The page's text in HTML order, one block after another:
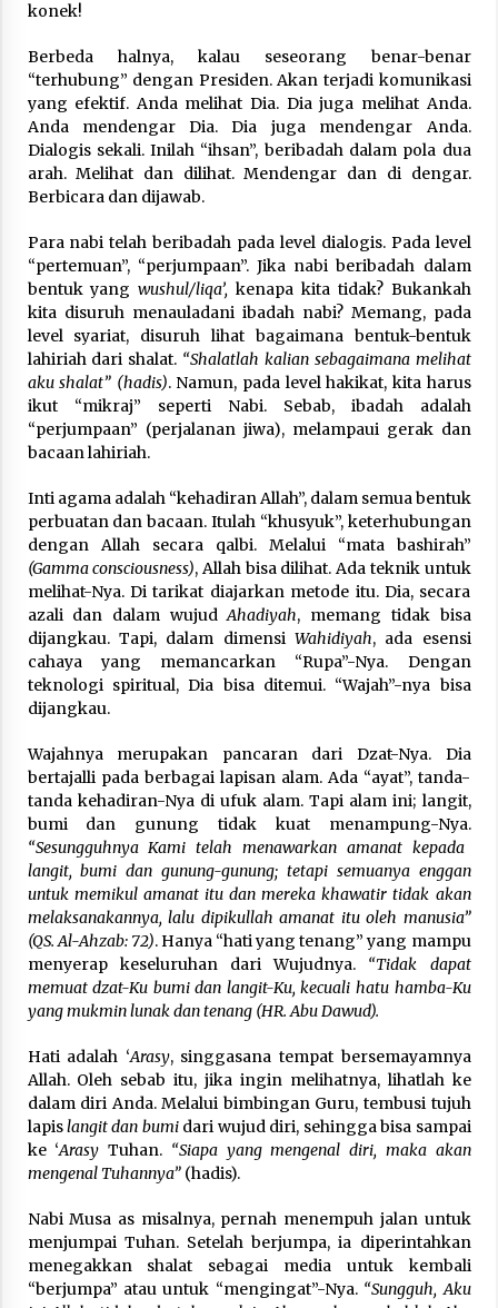
konek!
Berbeda halnya, kalau seseorang benar-benar
“terhubung” dengan Presiden. Akan terjadi komunikasi
yang efektif. Anda melihat Dia. Dia juga melihat Anda.
Anda mendengar Dia. Dia juga mendengar Anda.
Dialogis sekali. Inilah “ihsan”, beribadah dalam pola dua
arah. Melihat dan dilihat. Mendengar dan di dengar.
Berbicara dan dijawab.
Para nabi telah beribadah pada level dialogis. Pada level
“pertemuan”, “perjumpaan”. Jika nabi beribadah dalam
bentuk yangwushul/liqa’,kenapa kita tidak? Bukankah
kita disuruh menauladani ibadah nabi? Memang, pada
level syariat, disuruh lihat bagaimana bentuk-bentuk
lahiriah dari shalat. “Shalatlah kalian sebagaimana melihat
aku shalat” (hadis). Namun, pada level hakikat, kita harus
ikut “mikraj” seperti Nabi. Sebab, ibadah adalah
“perjumpaan” (perjalanan jiwa), melampaui gerak dan
bacaan lahiriah.
Inti agama adalah “kehadiran Allah”, dalam semua bentuk
perbuatan dan bacaan. Itulah “khusyuk”, keterhubungan
dengan Allah secara qalbi. Melalui “mata bashirah”
(Gamma consciousness), Allah bisa dilihat. Ada teknik untuk
melihat-Nya. Di tarikat diajarkan metode itu. Dia, secara
azali dan dalam wujudAhadiyah, memang tidak bisa
dijangkau. Tapi, dalam dimensi Wahidiyah, ada esensi
cahaya yang memancarkan “Rupa”-Nya. Dengan
teknologi spiritual, Dia bisa ditemui. “Wajah”-nya bisa
dijangkau.
Wajahnya merupakan pancaran dari Dzat-Nya. Dia
bertajalli pada berbagai lapisan alam. Ada “ayat”, tanda-
tanda kehadiran-Nya di ufuk alam. Tapi alam ini; langit,
bumi dan gunung tidak kuat menampung-Nya.
“Sesungguhnya Kami telah menawarkan amanat kepada
langit, bumi dan gunung-gunung; tetapi semuanya enggan
untuk memikul amanat itu dan mereka khawatir tidak akan
melaksanakannya, lalu dipikullah amanat itu oleh manusia”
(QS. Al-Ahzab: 72). Hanya “hati yang tenang” yang mampu
menyerap keseluruhan dari Wujudnya. “Tidak dapat
memuat dzat-Ku bumi dan langit-Ku, kecuali hatu hamba-Ku
yang mukmin lunak dan tenang (HR. Abu Dawud).
Hati adalah ‘Arasy, singgasana tempat bersemayamnya
Allah. Oleh sebab itu, jika ingin melihatnya, lihatlah ke
dalam diri Anda. Melalui bimbingan Guru, tembusi tujuh
lapislangit dan bumi dari wujud diri, sehingga bisa sampai
ke ‘Arasy Tuhan. “Siapa yang mengenal diri, maka akan
mengenal Tuhannya” (hadis).
Nabi Musa as misalnya, pernah menempuh jalan untuk
menjumpai Tuhan. Setelah berjumpa, ia diperintahkan
menegakkan shalat sebagai media untuk kembali
“berjumpa” atau untuk “mengingat”-Nya.“Sungguh, Aku